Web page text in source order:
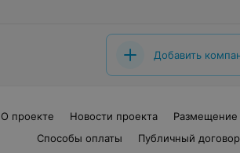
Добавить
О проекте Новости проекта
Способы оплаты
Публичный